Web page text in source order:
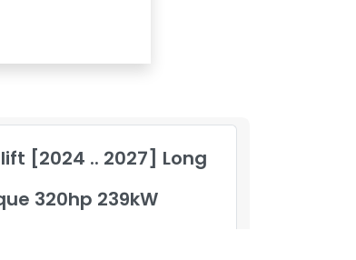
[2024 .. 2027] Long
320hp 239kW